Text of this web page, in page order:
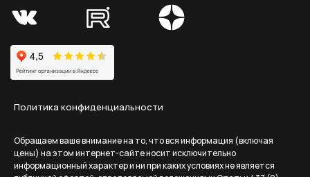
Политика конфиденциальности
Обращаем ваше внимание на то, что вся информация (включая
цены) на этом интернет-сайте носит исключительно
информационный характер и ни при каких условиях не является